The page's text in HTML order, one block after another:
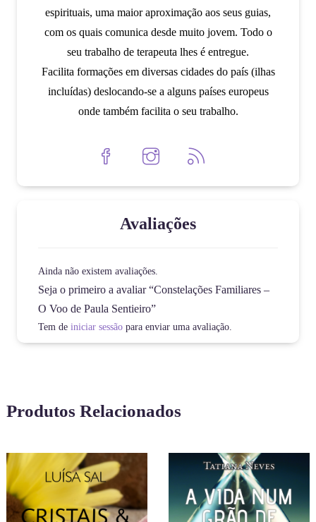
espirituais, uma maior aproximação aos seus guias,
com os quais comunica desde muito jovem. Todo o
seu trabalho de terapeuta lhes é entregue.
Facilita formações em diversas cidades do país (ilhas
incluídas) deslocando-se a alguns países europeus
onde também facilita o seu trabalho.
Avaliações
Ainda não existem avaliações.
Seja o primeiro a avaliar “Constelações Familiares –
O Voo de Paula Sentieiro”
Tem de iniciar sessãopara enviar uma avaliação.
Produtos Relacionados